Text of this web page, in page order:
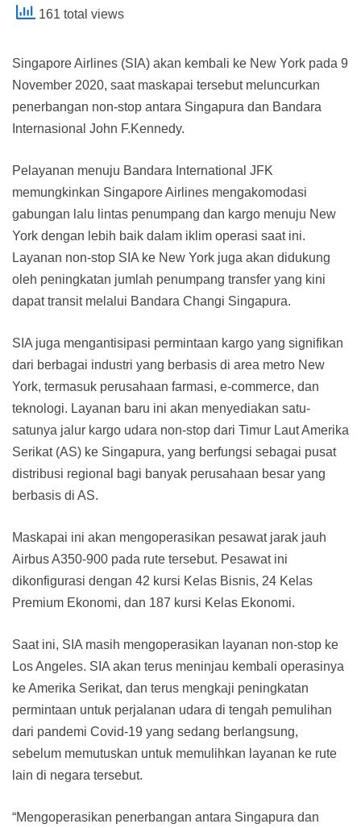
161 total views
Singapore Airlines (SIA) akan kembali ke New York pada 9
November 2020, saat maskapai tersebut meluncurkan
penerbangan non-stop antara Singapura dan Bandara
Internasional John F.Kennedy.
Pelayanan menuju Bandara International JFK
memungkinkan Singapore Airlines mengakomodasi
gabungan lalu lintas penumpang dan kargo menuju New
York dengan lebih baik dalam iklim operasi saat ini.
Layanan non-stop SIA ke New York juga akan didukung
oleh peningkatan jumlah penumpang transfer yang kini
dapat transit melalui Bandara Changi Singapura.
SIA juga mengantisipasi permintaan kargo yang signifikan
dari berbagai industri yang berbasis di area metro New
York, termasuk perusahaan farmasi, e-commerce, dan
teknologi. Layanan baru ini akan menyediakan satu-
satunya jalur kargo udara non-stop dari Timur Laut Amerika
Serikat (AS) ke Singapura, yang berfungsi sebagai pusat
distribusi regional bagi banyak perusahaan besar yang
berbasis di AS.
Maskapai ini akan mengoperasikan pesawat jarak jauh
Airbus A350-900 pada rute tersebut. Pesawat ini
dikonfigurasi dengan 42 kursi Kelas Bisnis, 24 Kelas
Premium Ekonomi, dan 187 kursi Kelas Ekonomi.
Saat ini, SIA masih mengoperasikan layanan non-stop ke
Los Angeles. SIA akan terus meninjau kembali operasinya
ke Amerika Serikat, dan terus mengkaji peningkatan
permintaan untuk perjalanan udara di tengah pemulihan
dari pandemi Covid-19 yang sedang berlangsung,
sebelum memutuskan untuk memulihkan layanan ke rute
lain di negara tersebut.
“Mengoperasikan penerbangan antara Singapura dan